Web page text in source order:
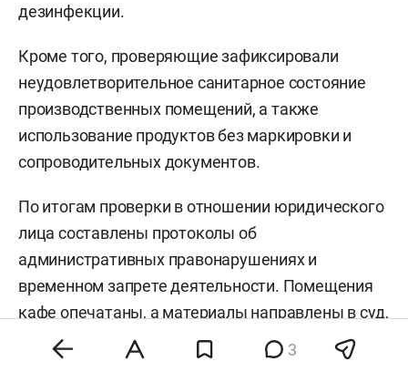
дезинфекции.
Кроме того, проверяющие зафиксировали
неудовлетворительное санитарное состояние
производственных помещений, а также
использование продуктов без маркировки и
сопроводительных документов.
По итогам проверки в отношении юридического
лица составлены протоколы об
административных правонарушениях и
временном запрете деятельности. Помещения
кафе опечатаны, а материалы направлены в суд,
который приостановил работу заведения на 30
суток.
3